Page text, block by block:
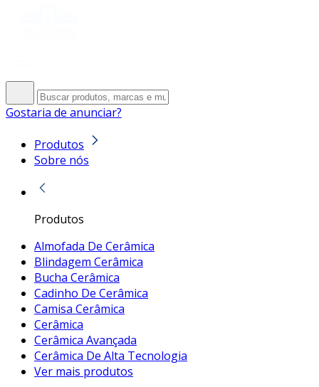
Gostaria de anunciar?
Produtos
Sobre nós
Produtos
Almofada De Cerâmica
Blindagem Cerâmica
Bucha Cerâmica
Cadinho De Cerâmica
Camisa Cerâmica
Cerâmica
Cerâmica Avançada
Cerâmica De Alta Tecnologia
Ver mais produtos